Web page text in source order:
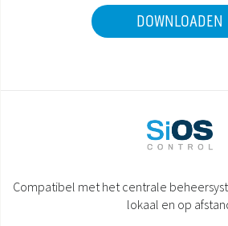
DOWNLOADEN
Compatibel met het centrale
lokaal en op